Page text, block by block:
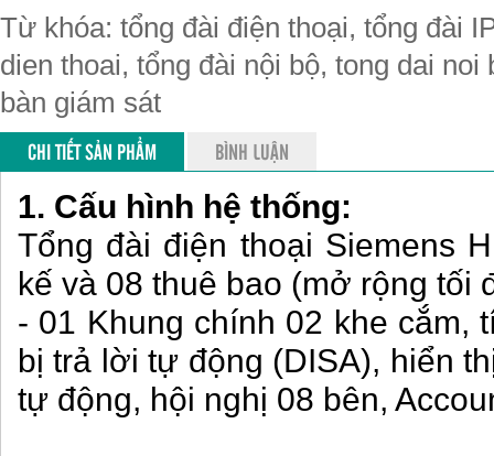
Từ khóa: tổng đài điện thoại, tổng đài
dien thoai, tổng đài nội bộ, tong dai
bàn giám sát
CHI TIẾT SẢN PHẨM BÌNH LUẬN
1. Cấu hình hệ thống:
Tổng đài điện thoại Siemens
kế và 08 thuê bao (mở rộng tối
- 01 Khung chính 02 khe cắm,
bị trả lời tự động (DISA), hiển
tự động, hội nghị 08 bên,